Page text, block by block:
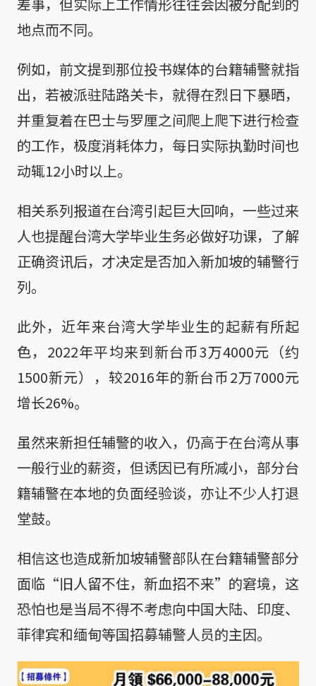
地点而不同。
例如，前文提到那位投书媒体的台籍辅警就指
出，若被派驻陆路关卡，就得在烈日下暴晒，
并重复着在巴士与罗厘之间爬上爬下进行检查
的工作，极度消耗体力，每日实际执勤时间也
动辄12小时以上。
相关系列报道在台湾引起巨大回响，一些过来
人也提醒台湾大学毕业生务必做好功课，了解
正确资讯后，才决定是否加入新加坡的辅警行
列。
此外，近年来台湾大学毕业生的起薪有所起
色，2022年平均来到新台币3万4000元（约
1500新元），较2016年的新台币2万7000元
增长26%。
虽然来新担任辅警的收入，仍高于在台湾从事
一般行业的薪资，但诱因已有所减小，部分台
籍辅警在本地的负面经验谈，亦让不少人打退
堂鼓。
相信这也造成新加坡辅警部队在台籍辅警部分
面临“旧人留不住，新血招不来”的窘境，这
恐怕也是当局不得不考虑向中国大陆、印度、
菲律宾和缅甸等国招募辅警人员的主因。